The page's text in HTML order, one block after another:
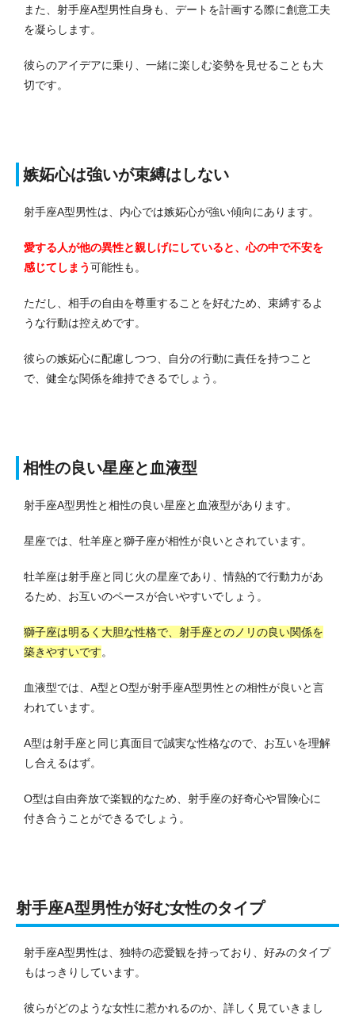
また、射手座A型男性自身も、デートを計画する際に創意工夫
を凝らします。
彼らのアイデアに乗り、一緒に楽しむ姿勢を見せることも大
切です。
嫉妬心は強いが束縛はしない
射手座A型男性は、内心では嫉妬心が強い傾向にあります。
愛する人が他の異性と親しげにしていると、心の中で不安を
感じてしまう可能性も。
ただし、相手の自由を尊重することを好むため、束縛するよ
うな行動は控えめです。
彼らの嫉妬心に配慮しつつ、自分の行動に責任を持つこと
で、健全な関係を維持できるでしょう。
相性の良い星座と血液型
射手座A型男性と相性の良い星座と血液型があります。
星座では、牡羊座と獅子座が相性が良いとされています。
牡羊座は射手座と同じ火の星座であり、情熱的で行動力があ
るため、お互いのペースが合いやすいでしょう。
獅子座は明るく大胆な性格で、射手座とのノリの良い関係を
築きやすいです。
血液型では、A型とO型が射手座A型男性との相性が良いと言
われています。
A型は射手座と同じ真面目で誠実な性格なので、お互いを理解
し合えるはず。
O型は自由奔放で楽観的なため、射手座の好奇心や冒険心に
付き合うことができるでしょう。
射手座A型男性が好む女性のタイプ
射手座A型男性は、独特の恋愛観を持っており、好みのタイプ
もはっきりしています。
彼らがどのような女性に惹かれるのか、詳しく見ていきまし